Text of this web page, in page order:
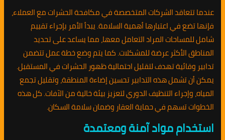
عندما تتعاقد الشركات المتخصصة في مكافحة الحشرات مع العملاء،
فإنها تضع في اعتبارها أهمية السلامة. يبدأ الأمر بإجراء تقييم
شامل للمساحات المراد التعامل معها، مما يساعد على تحديد
المناطق الأكثر عرضة للمشكلات. كما يتم وضع خطة عمل تتضمن
تدابير وقائية تهدف لتقليل احتمالية ظهور الحشرات في المستقبل.
يمكن أن تشمل هذه التدابير تحسين إضاءة المنطقة، وتقليل تجمع
المياه، وإجراء التنظيف الدوري لتعزيز بيئة خالية من الآفات. كل هذه
الخطوات تسهم في حماية العقار وضمان سلامة السكان.
استخدام مواد آمنة ومعتمدة